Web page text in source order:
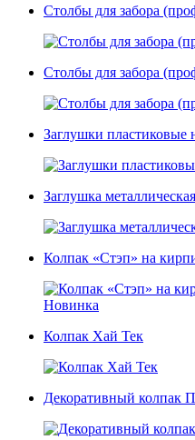
Столбы для забора
Столбы для забора
Заглушки пластиковые
Заглушка
Колпак «Стэп» на
Новинка
Колпак Хай Тек
Декоративный